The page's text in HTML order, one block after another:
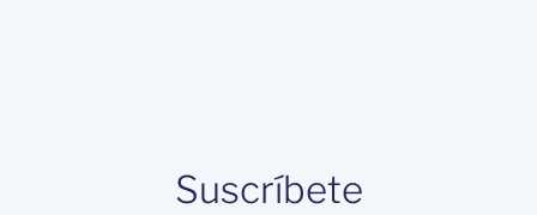
Suscríbete